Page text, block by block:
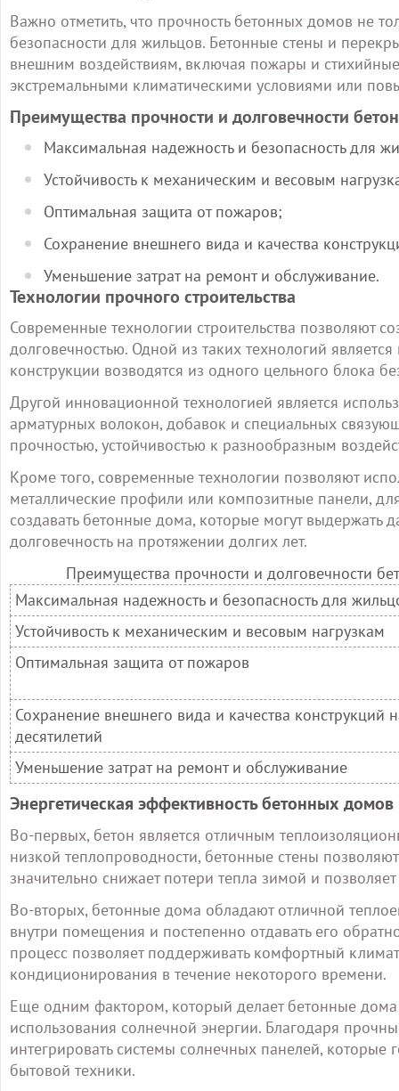
Важно отметить, что прочность бетонных домов не
безопасности для жильцов. Бетонные стены и
внешним воздействиям, включая пожары и
экстремальными климатическими условиями или
Преимущества прочности и долговечности
Максимальная надежность и безопасность для
Устойчивость к механическим и весовым
Оптимальная защита от пожаров;
Сохранение внешнего вида и качества
Уменьшение затрат на ремонт и обслуживание.
Технологии прочного строительства
Современные технологии строительства позволяют
долговечностью. Одной из таких технологий
конструкции возводятся из одного цельного блока
Другой инновационной технологией является
арматурных волокон, добавок и специальных
прочностью, устойчивостью к разнообразным
Кроме того, современные технологии позволяют
металлические профили или композитные панели,
создавать бетонные дома, которые могут выдержать
долговечность на протяжении долгих лет.
Преимущества прочности и долговечности
Максимальная надежность и безопасность для
Устойчивость к механическим и весовым нагрузкам
Оптимальная защита от пожаров
Сохранение внешнего вида и качества конструкций
десятилетий
Уменьшение затрат на ремонт и обслуживание
Энергетическая эффективность бетонных домов
Во-первых, бетон является отличным
низкой теплопроводности, бетонные стены
значительно снижает потери тепла зимой и
Во-вторых, бетонные дома обладают отличной
внутри помещения и постепенно отдавать его
процесс позволяет поддерживать комфортный
кондиционирования в течение некоторого времени.
Еще одним фактором, который делает бетонные
использования солнечной энергии. Благодаря
интегрировать системы солнечных панелей,
бытовой техники.